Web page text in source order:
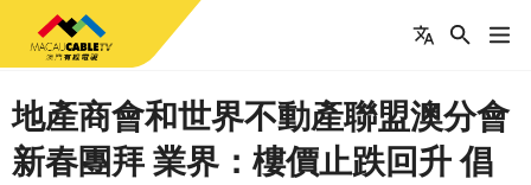
地產商會和世界不動產聯盟澳分會
新春團拜 業界：樓價止跌回升 倡